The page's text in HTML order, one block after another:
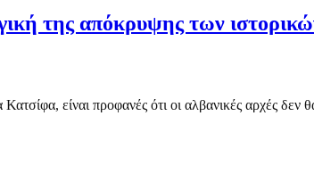
της απόκρυψης των
είναι προφανές ότι οι αλβανικές αρχές δεν